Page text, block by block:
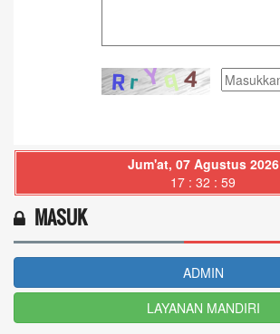
Jum'at, 07 Agustus 2026
17 : 33 : 00
MASUK
ADMIN
LAYANAN MANDIRI